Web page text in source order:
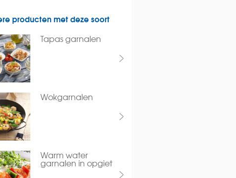
producten met deze soort
Tapas garnalen
Wokgarnalen
Warm water
garnalen in opgiet